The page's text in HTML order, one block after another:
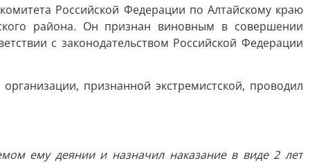
Российской Федерации по Алтайскому краю
района. Он признан виновным в совершении
с законодательством Российской Федерации
признанной экстремистской, проводил
ему деянии и назначил наказание в виде 2 лет